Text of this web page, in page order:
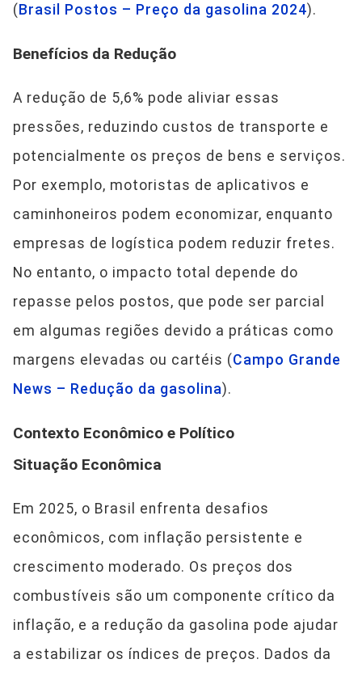
(Brasil Postos – Preço da gasolina 2024).
Benefícios da Redução
A redução de 5,6% pode aliviar essas
pressões, reduzindo custos de transporte e
potencialmente os preços de bens e serviços.
Por exemplo, motoristas de aplicativos e
caminhoneiros podem economizar, enquanto
empresas de logística podem reduzir fretes.
No entanto, o impacto total depende do
repasse pelos postos, que pode ser parcial
em algumas regiões devido a práticas como
margens elevadas ou cartéis (Campo Grande
News – Redução da gasolina).
Contexto Econômico e Político
Situação Econômica
Em 2025, o Brasil enfrenta desafios
econômicos, com inflação persistente e
crescimento moderado. Os preços dos
combustíveis são um componente crítico da
inflação, e a redução da gasolina pode ajudar
a estabilizar os índices de preços. Dados da